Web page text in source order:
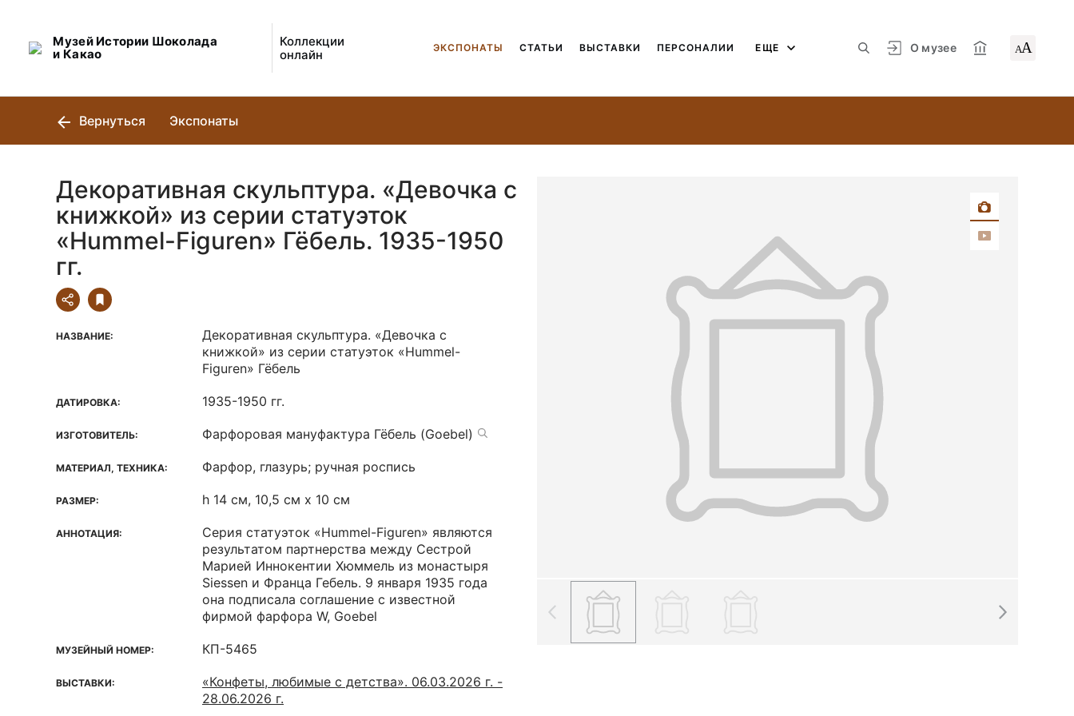
Музей Истории Шоколада
и Какао
Коллекции
онлайн
О музее АА
ЭКСПОНАТЫ СТАТЬИ ВЫСТАВКИ ПЕРСОНАЛИИ ЕЩЕ
Вернуться Экспонаты
Декоративная скульптура. «Девочка с
книжкой» из серии статуэток
«Hummel-Figuren» Гёбель. 1935-1950
гг.
НАЗВАНИЕ:
Декоративная скульптура. «Девочка с
книжкой» из серии статуэток «Hummel-
Figuren» Гёбель
ДАТИРОВКА: 1935-1950 гг.
ИЗГОТОВИТЕЛЬ: Фарфоровая мануфактура Гёбель (Goebel)
МАТЕРИАЛ, ТЕХНИКА: Фарфор, глазурь; ручная роспись
РАЗМЕР: h 14 см, 10,5 см х 10 см
АННОТАЦИЯ:
Серия статуэток «Hummel-Figuren» являются
результатом партнерства между Сестрой
Марией Иннокентии Хюммель из монастыря
Siessen и Франца Гебель. 9 января 1935 года
она подписала соглашение с известной
фирмой фарфора W, Goebel
МУЗЕЙНЫЙ НОМЕР: КП-5465
ВЫСТАВКИ:
«Конфеты, любимые с детства». 06.03.2026 г. -
28.06.2026 г.